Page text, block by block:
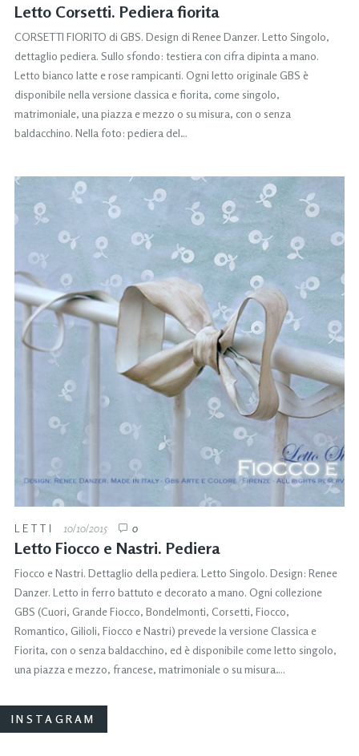
Letto Corsetti. Pediera fiorita
CORSETTI FIORITO di GBS. Design di Renee Danzer. Letto Singolo,
dettaglio pediera. Sullo sfondo: testiera con cifra dipinta a mano.
Letto bianco latte e rose rampicanti. Ogni letto originale GBS è
disponibile nella versione classica e fiorita, come singolo,
matrimoniale, una piazza e mezzo o su misura, con o senza
baldacchino. Nella foto: pediera del…
LETTI 10/10/2015 0
Letto Fiocco e Nastri. Pediera
Fiocco e Nastri. Dettaglio della pediera. Letto Singolo. Design: Renee
Danzer. Letto in ferro battuto e decorato a mano. Ogni collezione
GBS (Cuori, Grande Fiocco, Bondelmonti, Corsetti, Fiocco,
Romantico, Gilioli, Fiocco e Nastri) prevede la versione Classica e
Fiorita, con o senza baldacchino, ed è disponibile come letto singolo,
una piazza e mezzo, francese, matrimoniale o su misura….
INSTAGRAM